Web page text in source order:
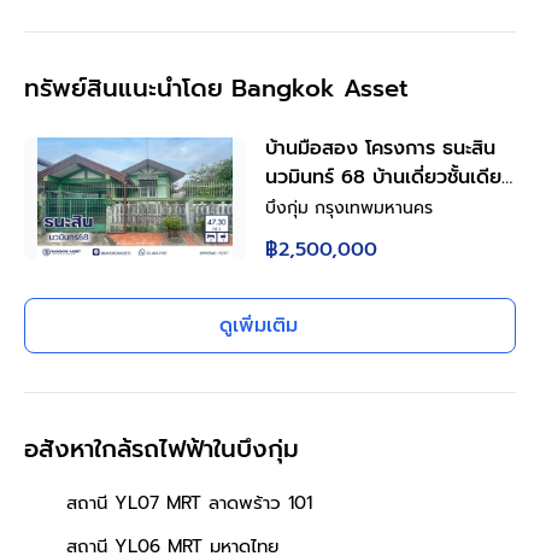
ทรัพย์สินแนะนำโดย Bangkok Asset
บ้านมือสอง โครงการ ธนะสิน
นวมินทร์ 68 บ้านเดี่ยวชั้นเดียว
เนื้อที่ 47.3 ตร.ว. พื้นที่ใช้สอย
80 ตร.ม. 2 ห้องนอน 1 ห้องน้ำ
จอดรถ 1 คัน ทำเลนวมินทร์
ใกล้ถนนประเสริฐมนูกิจ ใกล้
แฟชั่นไอส์แลนด์ รพ.สินแพทย์
และรถไฟฟ้าสายสีชมพู สถานี
บึงกุ่ม กรุงเทพมหานคร
฿2,500,000
ดูเพิ่มเติม
อสังหาใกล้รถไฟฟ้าในบึงกุ่ม
สถานี YL07 MRT ลาดพร้าว 101
สถานี YL06 MRT มหาดไทย